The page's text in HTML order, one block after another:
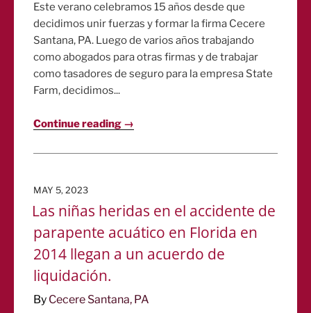
Este verano celebramos 15 años desde que
decidimos unir fuerzas y formar la firma Cecere
Santana, PA. Luego de varios años trabajando
como abogados para otras firmas y de trabajar
como tasadores de seguro para la empresa State
Farm, decidimos...
Continue reading →
POSTED
MAY 5, 2023
Las niñas heridas en el accidente de
parapente acuático en Florida en
2014 llegan a un acuerdo de
liquidación.
By Cecere Santana, PA